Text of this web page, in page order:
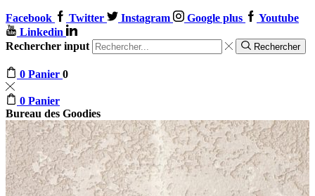
Facebook Twitter Instagram Google plus
Youtube
Linkedin
Rechercher input
Rechercher
0 Panier 0
0 Panier
Bureau des Goodies